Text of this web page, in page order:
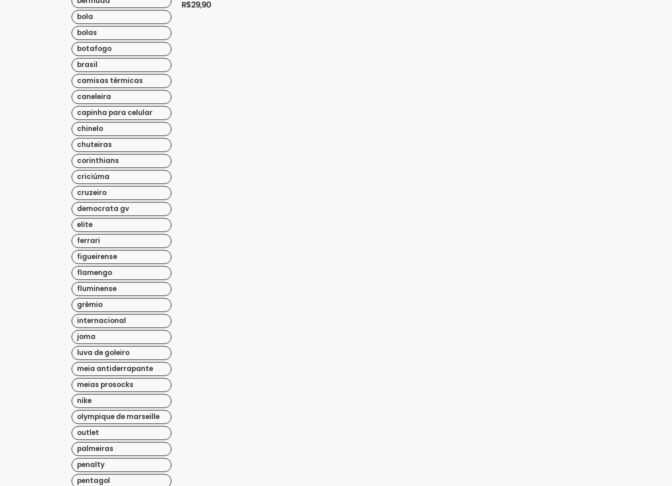
bola
bolas
botafogo
brasil
camisas térmicas
caneleira
capinha para celular
chinelo
chuteiras
corinthians
criciúma
cruzeiro
democrata gv
elite
ferrari
figueirense
flamengo
fluminense
grêmio
internacional
joma
luva de goleiro
meia antiderrapante
meias prosocks
nike
olympique de marseille
outlet
palmeiras
penalty
pentagol
um item
R$29,90